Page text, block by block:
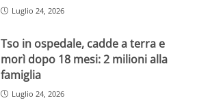
Luglio 24, 2026
Tso in ospedale, cadde a terra e
morì dopo 18 mesi: 2 milioni alla
famiglia
Luglio 24, 2026